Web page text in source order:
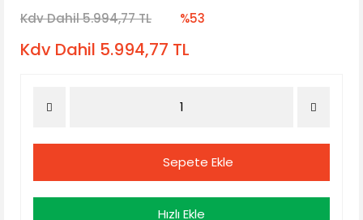
Kdv Dahil 5.994,77 TL %53
Kdv Dahil 5.994,77 TL
Sepete Ekle
Hızlı Ekle